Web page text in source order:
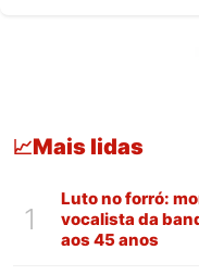
📈Mais lidas
1
Luto no forró:
vocalista da
aos 45 anos